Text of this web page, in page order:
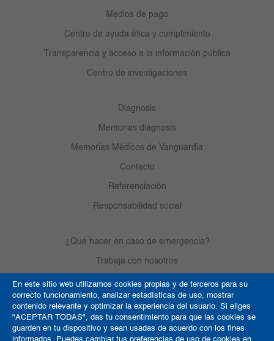
En este sitio web utilizamos cookies propias y de terceros para su
correcto funcionamiento, analizar estadísticas de uso, mostrar
contenido relevante y optimizar la experiencia del usuario. Si eliges
"ACEPTAR TODAS", das tu consentimiento para que las cookies se
guarden en tu dispositivo y sean usadas de acuerdo con los fines
Medios de pago
Centro de ayuda ética y cumplimiento
Transparencia y acceso a la información pública
Centro de investigaciones
Diagnosis
Memorias diagnosis
Memorias Médicos de Vanguardia
Contacto
Referenciación
Responsabilidad social
¿Qué hacer en caso de emergencia?
Trabaja con nosotros
Derechos de autor
Política de Cookies